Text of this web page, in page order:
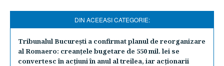
DIN ACEEASI CATEGORIE:
Tribunalul Bucureşti a confirmat planul de reorganizare
al Romaero: creanţele bugetare de 550 mil. lei se
convertesc în acţiuni în anul al treilea, iar acţionarii